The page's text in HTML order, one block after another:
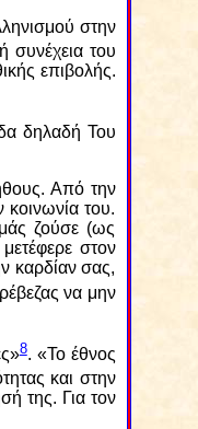
στην
συνέχεια του
επιβολής.
δηλαδή Του
Από την
του.
ζούσε (ως
στον
καρδίαν σας,
να μην
8. «Το έθνος
και στην
της. Για τον